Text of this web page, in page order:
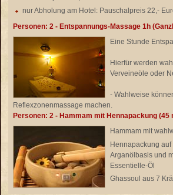
nur Abholung am Hotel: Pauschalpreis 22,-
Personen: 2 - Entspannungs-Massage 1h
Eine Stunde
Hierfür werden
Verveineöle oder
- Wahlweise
Reflexzonenmassage machen.
Personen: 2 - Hammam mit Hennapackung (45
Hammam mit
Hennapackung auf
Arganölbasis und
Essentielle-Öl
Ghassoul aus 7